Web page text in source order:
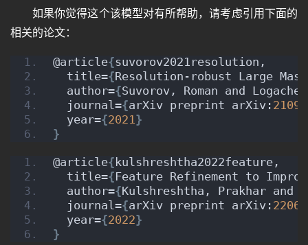
如果你觉得这个该模型对有所帮助，请考虑引用下面的
相关的论文：
@article{suvorov2021resolution,
  title=
{Resolution-robust Large
  author=
{Suvorov, Roman and
  journal=
{arXiv preprint arXiv:
  year=
{2021 }
}
@article{kulshreshtha2022feature,
  title=
{Feature Refinement to
  author=
{Kulshreshtha, Prakhar and
  journal=
{arXiv preprint arXiv:
  year=
{2022}
}